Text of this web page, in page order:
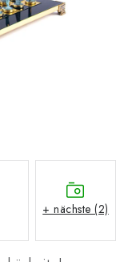
+ nächste (2)